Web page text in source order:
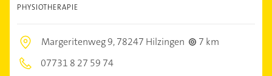
PHYSIOTHERAPIE
Margeritenweg 9,78247 Hilzingen
7 km
07731 8 27 59 74